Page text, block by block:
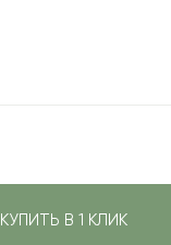
КУПИТЬ В 1 КЛИК